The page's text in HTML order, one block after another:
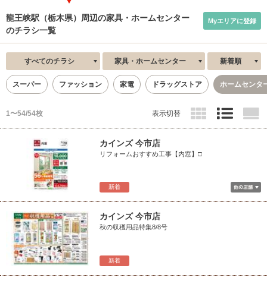
龍王峡駅（栃木県）周辺の家具・ホームセンター
のチラシ一覧
Myエリアに登録
すべてのチラシ 家具・ホームセンター 新着順
スーパー ファッション 家電 ドラッグストア ホームセンタ
1〜54/54枚 表示切替
新着
カインズ 今市店
リフォームおすすめ工事【内窓】□
新着
カインズ 今市店
秋の収穫用品特集8/8号